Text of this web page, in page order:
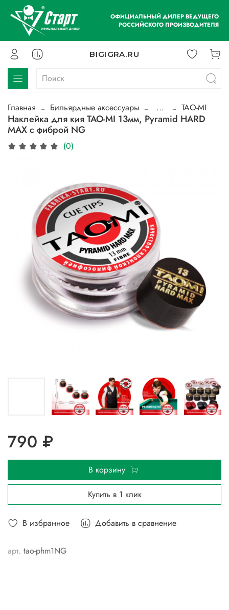
ОФИЦИАЛЬНЫЙ ДИЛЕР ВЕДУЩЕГО
РОССИЙСКОГО ПРОИЗВОДИТЕЛЯ
BIGIGRA.RU
Главная Бильярдные аксессуары ... TAO-MI
Наклейка для кия TAO-MI 13мм, Pyramid HARD
MAX с фиброй NG
(0)
В избранное Добавить в сравнение
арт. tao-phm1NG
790 ₽
В корзину
Купить в 1 клик